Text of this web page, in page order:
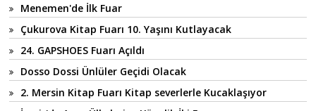
Menemen'de İlk Fuar
Çukurova Kitap Fuarı 10. Yaşını Kutlayacak
24. GAPSHOES Fuarı Açıldı
Dosso Dossi Ünlüler Geçidi Olacak
2. Mersin Kitap Fuarı Kitap severlerle Kucaklaşıyor